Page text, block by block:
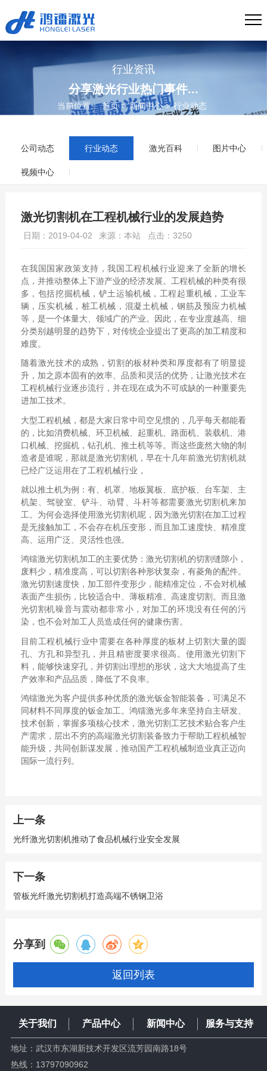
行业资讯
分享激光行业热门事件...
当前位置： 首页 > 新闻中心 > 行业动态
公司动态 行业动态 激光百科 图片中心
视频中心
激光切割机在工程机械行业的发展趋势
日期：2019-04-02 来源：本站 点击：3250
在我国国家政策支持，我国工程机械行业迎来了全新的增长
点，并推动整体上下游产业的经济发展。工程机械的种类有很
多，包括挖掘机械，铲土运输机械，工程起重机械，工业车
辆，压实机械，桩工机械，混凝土机械，钢筋及预应力机械
等，是一个体量大、领域广的产业。因此，在专业度越高、细
分类别越明显的趋势下，对传统企业提出了更高的加工精度和
难度。
随着激光技术的成熟，切割的板材种类和厚度都有了明显提
升，加之原本固有的效率、品质和灵活的优势，让激光技术在
工程机械行业逐步流行，并在现在成为不可或缺的一种重要先
进加工技术。
大型工程机械，都是大家日常中司空见惯的，几乎每天都能看
的，比如消费机械、环卫机械、起重机、路面机、装载机、港
口机械、挖掘机，钻孔机、推土机等等。而这些庞然大物的制
造者是谁呢，那就是激光切割机，早在十几年前激光切割机就
已经广泛运用在了工程机械行业，
就以推土机为例：有、机罩、地板翼板、底护板、台车架、主
机架、驾驶室、铲斗、动臂、斗杆等都需要激光切割机来加
工。为何会选择使用激光切割机呢，因为激光切割在加工过程
是无接触加工，不会存在机压变形，而且加工速度快、精准度
高、运用广泛、灵活性也强。
鸿镭激光切割机加工的主要优势：激光切割机的切割缝隙小，
废料少，精准度高，可以切割各种形状复杂，有菱角的配件。
激光切割速度快，加工部件变形少，能精准定位，不会对机械
表面产生损伤，比较适合中、薄板精准、高速度切割。而且激
光切割机噪音与震动都非常小，对加工的环境没有任何的污
染，也不会对加工人员造成任何的健康伤害。
目前工程机械行业中需要在各种厚度的板材上切割大量的圆
孔、方孔和异型孔，并且精密度要求很高。使用激光切割下
料，能够快速穿孔，并切割出理想的形状，这大大地提高了生
产效率和产品品质，降低了不良率。
鸿镭激光为客户提供多种优质的激光钣金智能装备，可满足不
同材料不同厚度的钣金加工。鸿镭激光多年来坚持自主研发、
技术创新，掌握多项核心技术，激光切割工艺技术贴合客户生
产需求，层出不穷的高端激光切割装备致力于帮助工程机械智
能升级，共同创新谋发展，推动国产工程机械制造业真正迈向
国际一流行列。
上一条
光纤激光切割机推动了食品机械行业安全发展
下一条
管板光纤激光切割机打造高端不锈钢卫浴
分享到
返回列表
关于我们 产品中心 新闻中心 服务与支持
地址：武汉市东湖新技术开发区流芳园南路18号
热线： 13797090962